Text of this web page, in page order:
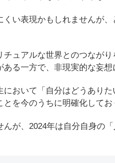
い表現かもしれませんが
チュアルな世界とのつなが
る一方で、非現実的な妄想
おいて「自分はどうあり
を今のうちに明確化してお
が、2024年は自分自身の